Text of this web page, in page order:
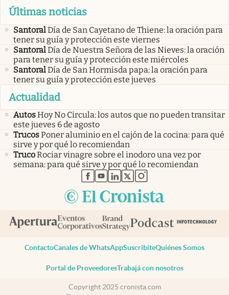
Últimas noticias
SantoralDía de San Cayetano de Thiene: la oración para
tener su guía y protección este viernes
SantoralDía de Nuestra Señora de las Nieves: la oración
para tener su guía y protección este miércoles
SantoralDía de San Hormisda papa: la oración para
tener su guía y protección este jueves
Actualidad
AutosHoy No Circula: los autos que no pueden transitar
este jueves 6 de agosto
TrucosPoner aluminio en el cajón de la cocina: para qué
sirve y por qué lo recomiendan
TrucoRociar vinagre sobre el inodoro una vez por
semana: para qué sirve y por qué lo recomiendan
abre en nueva pestaña
abre en nueva pestaña
abre en nueva pestaña
abre en nueva pestaña
abre en nueva pestaña
ContactoCanales de WhatsAppSuscribiteQuiénes Somos
Portal de ProveedoresTrabajá con nosotros
Copyright 2025 cronista.com